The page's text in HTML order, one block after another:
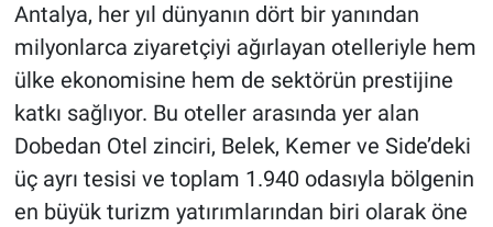
Antalya, her yıl dünyanın dört bir yanından
milyonlarca ziyaretçiyi ağırlayan otelleriyle hem
ülke ekonomisine hem de sektörün prestijine
katkı sağlıyor. Bu oteller arasında yer alan
Dobedan Otel zinciri, Belek, Kemer ve Side’deki
üç ayrı tesisi ve toplam 1.940 odasıyla bölgenin
en büyük turizm yatırımlarından biri olarak öne